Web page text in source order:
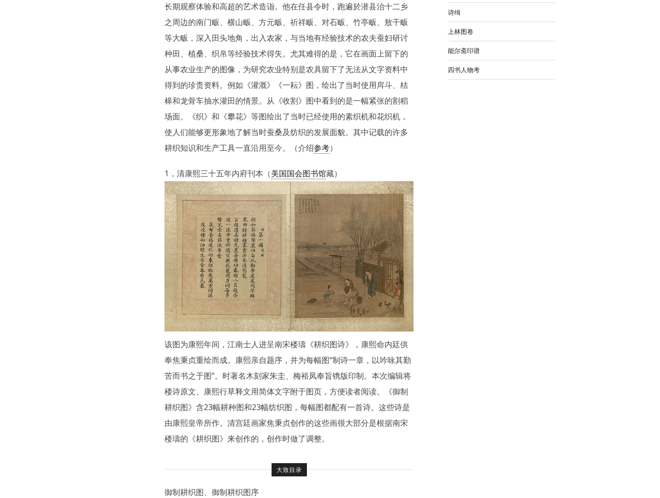
长期观察体验和高超的艺术造诣。他在任县令时，跑遍於潜县治十二乡
之周边的南门畈、横山畈、方元畈、祈祥畈、对石畈、竹亭畈、敖干畈
等大畈，深入田头地角，出入农家，与当地有经验技术的农夫蚕妇研讨
种田、植桑、织帛等经验技术得失。尤其难得的是，它在画面上留下的
从事农业生产的图像，为研究农业特别是农具留下了无法从文字资料中
得到的珍贵资料。例如《灌溉》《一耘》图，绘出了当时使用戽斗、桔
槔和龙骨车抽水灌田的情景。从《收割》图中看到的是一幅紧张的割稻
场面。《织》和《攀花》等图绘出了当时已经使用的素织机和花织机，
使人们能够更形象地了解当时蚕桑及纺织的发展面貌。其中记载的许多
耕织知识和生产工具一直沿用至今。（介绍参考）
1，清康熙三十五年内府刊本（美国国会图书馆藏）
该图为康熙年间，江南士人进呈南宋楼璹《耕织图诗》，康熙命内廷供
奉焦秉贞重绘而成。康熙亲自题序，并为每幅图“制诗一章，以吟咏其勤
苦而书之于图”。时著名木刻家朱圭、梅裕凤奉旨镌版印制。本次编辑将
楼诗原文、康熙行草释文用简体文字附于图页，方便读者阅读。《御制
耕织图》含23幅耕种图和23幅纺织图，每幅图都配有一首诗。这些诗是
由康熙皇帝所作。清宫廷画家焦秉贞创作的这些画很大部分是根据南宋
楼璹的《耕织图》来创作的，创作时做了调整。
大致目录
御制耕织图、御制耕织图序
诗缉
上林图卷
能尔斋印谱
四书人物考